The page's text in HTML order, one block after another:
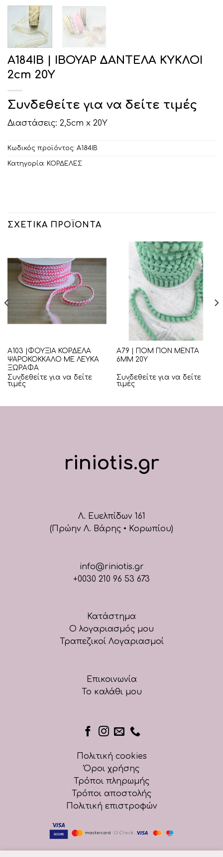
Α184ΙΒ | ΙΒΟΥΑΡ ΔΑΝΤΕΛΑ ΚΥΚΛΟΙ
2cm 20Υ
Συνδεθείτε για να δείτε τιμές
Διαστάσεις: 2,5cm x 20Υ
Κωδικός προϊόντος: Α184ΙΒ
Κατηγορία: ΚΟΡΔΕΛΕΣ
ΣΧΕΤΙΚΆ ΠΡΟΪΌΝΤΑ
Α103 |ΦΟΥΞΙΑ ΚΟΡΔΕΛΑ
ΨΑΡΟΚΟΚΚΑΛΟ ΜΕ ΛΕΥΚΑ
ΞΩΡΑΦΑ
Συνδεθείτε για να δείτε
τιμές
Α79 | ΠΟΜ ΠΟΝ ΜΕΝΤΑ
6ΜΜ 20Υ
Συνδεθείτε για να δείτε
τιμές
riniotis.gr
Λ. Ευελπίδων 161
(Πρώην Λ. Βάρης • Κορωπίου)
info@riniotis.gr
+0030 210 96 53 673
Κατάστημα
Ο λογαριασμός μου
Τραπεζικοί Λογαριασμοί
Επικοινωνία
Το καλάθι μου
Πολιτική cookies
Όροι χρήσης
Τρόποι πληρωμής
Τρόποι αποστολής
Πολιτική επιστροφών